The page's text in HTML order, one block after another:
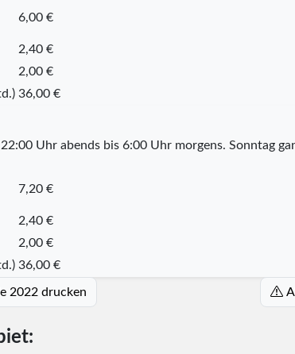
6,00 €
2,40 €
2,00 €
36,00 €
Uhr abends bis 6:00 Uhr morgens. Sonntag
7,20 €
2,40 €
2,00 €
36,00 €
2022 drucken